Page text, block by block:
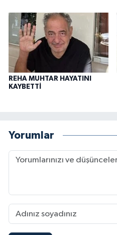
REHA MUHTAR HAYATINI
KAYBETTİ
Yorumlar